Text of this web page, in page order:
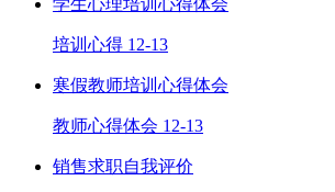
学生心理培训心得体会
培训心得 12-13
寒假教师培训心得体会
教师心得体会 12-13
销售求职自我评价